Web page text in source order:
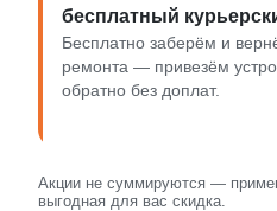
бесплатный
Бесплатно заберём и
ремонта — привезём
обратно без доплат.
Акции не суммируются —
выгодная для вас скидка.